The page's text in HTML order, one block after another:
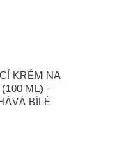
KRÉM NA
ML) -
BÍLÉ